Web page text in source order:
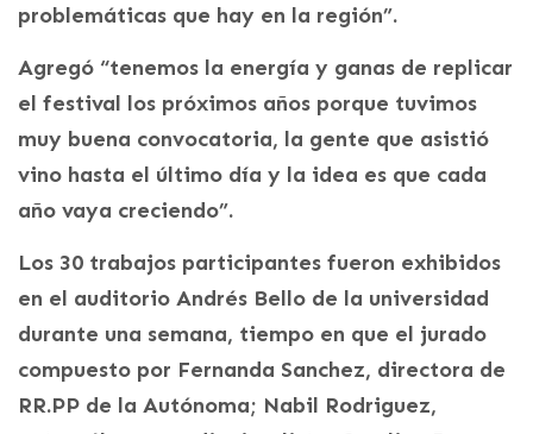
problemáticas que hay en la región”.
Agregó “tenemos la energía y ganas de replicar
el festival los próximos años porque tuvimos
muy buena convocatoria, la gente que asistió
vino hasta el último día y la idea es que cada
año vaya creciendo”.
Los 30 trabajos participantes fueron exhibidos
en el auditorio Andrés Bello de la universidad
durante una semana, tiempo en que el jurado
compuesto por Fernanda Sanchez, directora de
RR.PP de la Autónoma; Nabil Rodriguez,